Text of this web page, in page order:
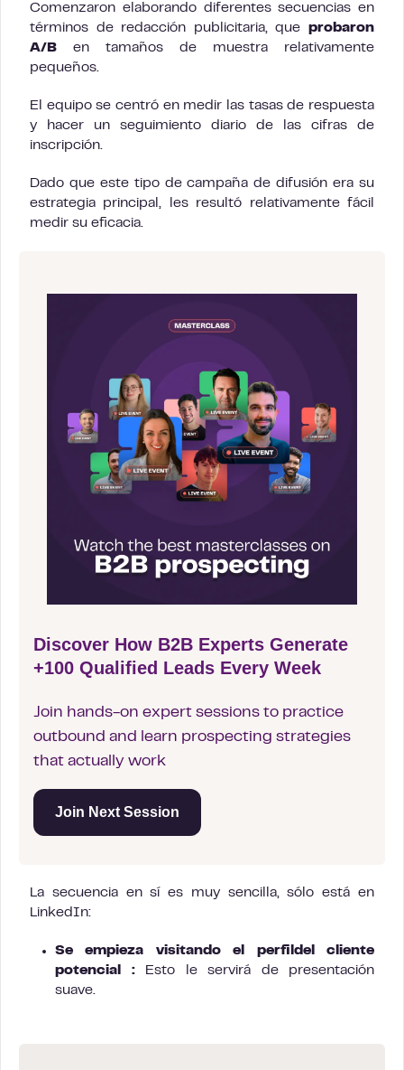
Comenzaron elaborando diferentes secuencias en
términos de redacción publicitaria, que probaron
A/B en tamaños de muestra relativamente
pequeños.
El equipo se centró en medir las tasas de respuesta
y hacer un seguimiento diario de las cifras de
inscripción.
Dado que este tipo de campaña de difusión era su
estrategia principal, les resultó relativamente fácil
medir su eficacia.
Discover How B2B Experts Generate
+100 Qualified Leads Every Week
Join hands-on expert sessions to practice
outbound and learn prospecting strategies
that actually work
Join Next Session
La secuencia en sí es muy sencilla, sólo está en
LinkedIn:
Se empieza visitando el perfil del cliente
potencial
:Esto le servirá de presentación
suave.